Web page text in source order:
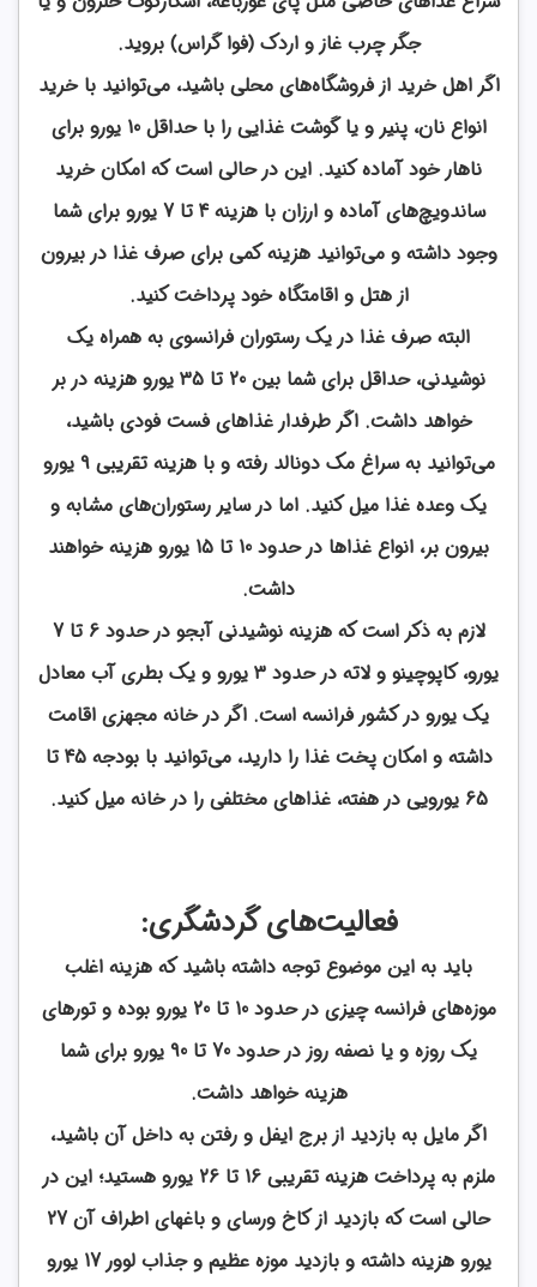
جگر چرب غاز و اردک (فوا گراس) بروید.
اگر اهل خرید از فروشگاه‌های محلی باشید، می‌توانید با خرید
انواع نان، پنیر و یا گوشت غذایی را با حداقل 10 یورو برای
ناهار خود آماده کنید. این در حالی است که امکان خرید
ساندویچ‌های آماده و ارزان با هزینه 4 تا 7 یورو برای شما
وجود داشته و می‌توانید هزینه کمی برای صرف غذا در بیرون
از هتل و اقامتگاه خود پرداخت کنید.
البته صرف غذا در یک رستوران فرانسوی به همراه یک
نوشیدنی، حداقل برای شما بین 20 تا 35 یورو هزینه در بر
خواهد داشت. اگر طرفدار غذاهای فست فودی باشید،
می‌توانید به سراغ مک دونالد رفته و با هزینه تقریبی 9 یورو
یک وعده غذا میل کنید. اما در سایر رستوران‌های مشابه و
بیرون بر، انواع غذاها در حدود 10 تا 15 یورو هزینه خواهند
داشت.
لازم به ذکر است که هزینه نوشیدنی آبجو در حدود 6 تا 7
یورو، کاپوچینو و لاته در حدود 3 یورو و یک بطری آب معادل
یک یورو در کشور فرانسه است. اگر در خانه مجهزی اقامت
داشته و امکان پخت غذا را دارید، می‌توانید با بودجه 45 تا
65 یورویی در هفته، غذاهای مختلفی را در خانه میل کنید.
فعالیت‌های گردشگری:
باید به این موضوع توجه داشته باشید که هزینه اغلب
موزه‌های فرانسه چیزی در حدود 10 تا 20 یورو بوده و تورهای
یک روزه و یا نصفه روز در حدود 70 تا 90 یورو برای شما
هزینه خواهد داشت.
اگر مایل به بازدید از برج ایفل و رفتن به داخل آن باشید،
ملزم به پرداخت هزینه‌ تقریبی 16 تا 26 یورو هستید؛ این در
حالی است که بازدید از کاخ ورسای و
باغهای اطراف آن 27
یورو هزینه داشته و بازدید موزه عظیم و جذاب لوور 17 یورو